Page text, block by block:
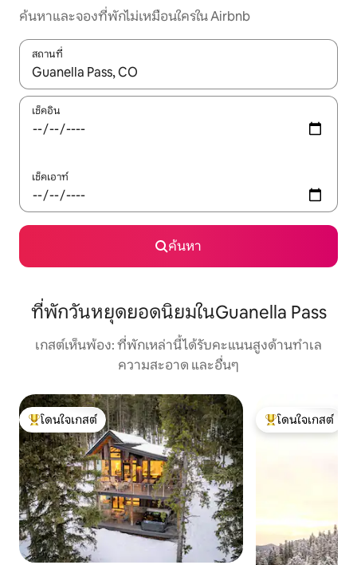
ค้นหาและจองที่พักไม่เหมือนใครใน Airbnb
สถานที่
ใช้ลูกศรขึ้นลง หรือใช้การสัมผัสหรือปัด เพื่อสำรวจผลการค้นหา
เช็คอิน
เช็คเอาท์
ค้นหา
ที่พักวันหยุดยอดนิยมในGuanella Pass
เกสต์เห็นพ้อง: ที่พักเหล่านี้ได้รับคะแนนสูงด้านทำเล
ความสะอาด และอื่นๆ
โดนใจเกสต์ที่สุด
โดนใจเกสต์
โดนใจเกสต์ที่สุด
โดนใจเกสต์